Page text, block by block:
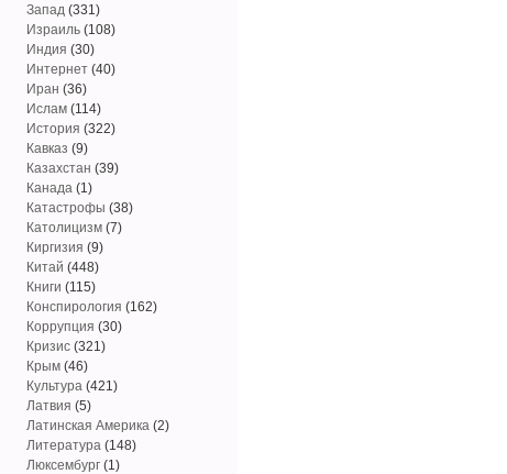
Запад (331)
Израиль (108)
Индия (30)
Интернет (40)
Иран (36)
Ислам (114)
История (322)
Кавказ (9)
Казахстан (39)
Канада (1)
Катастрофы (38)
Католицизм (7)
Киргизия (9)
Китай (448)
Книги (115)
Конспирология (162)
Коррупция (30)
Кризис (321)
Крым (46)
Культура (421)
Латвия (5)
Латинская Америка (2)
Литература (148)
Люксембург (1)